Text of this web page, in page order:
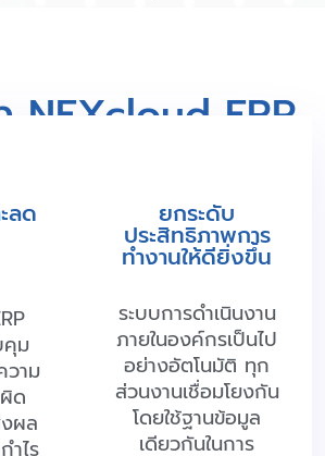
NEXcloud ERP
ลด
คุม
วาม
ด
ผล
ำไร
ยกระดับ
ประสิทธิภาพการ
ทำงานให้ดียิ่งขึ้น
​ระบบการดำเนินงาน
ภายในองค์กรเป็นไป
อย่างอัตโนมัติ ทุก
ส่วนงานเชื่อมโยงกัน
โดยใช้ฐานข้อมูล
เดียวกันในการ